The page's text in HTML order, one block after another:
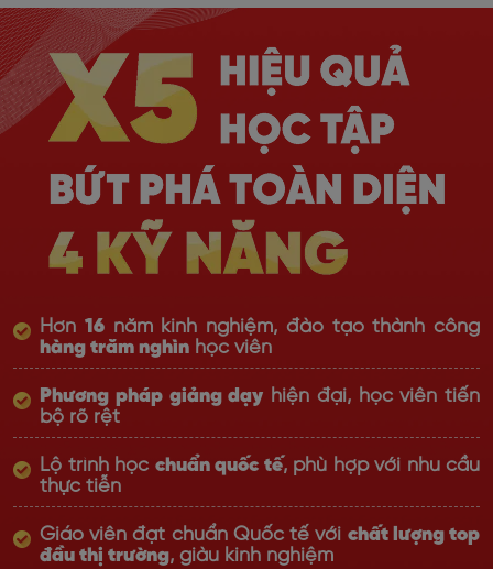
Hơn 16năm kinh nghiệm, đào tạo thành công
hàng trăm nghìn học viên
Phương pháp giảng dạy hiện đại, học viên tiến
bộ rõ rệt
Lộ trình học chuẩn quốc tế, phù hợp với nhu cầu
thực tiễn
Giáo viên đạt chuẩn Quốc tế với chất lượng top
đầu thị trường, giàu kinh nghiệm